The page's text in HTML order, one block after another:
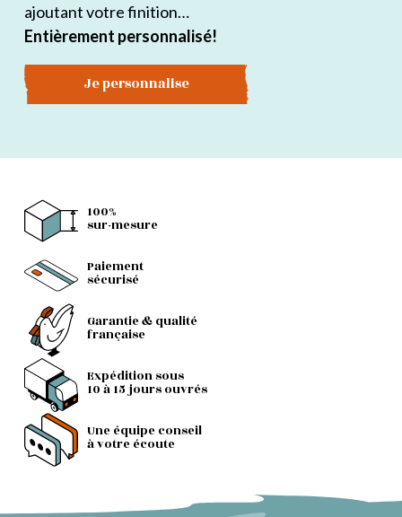
ajoutant votre finition…
Entièrement personnalisé!
Je personnalise
100%
sur-mesure
Paiement
sécurisé
Garantie & qualité
française
Expédition sous
10 à 15 jours ouvrés
Une équipe conseil
à votre écoute